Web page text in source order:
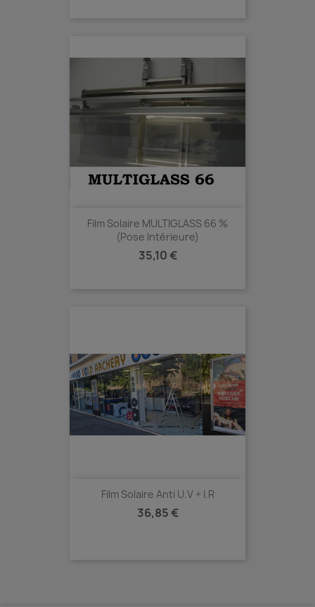
Film Solaire MULTIGLASS 66 %
(Pose Intérieure)
Prix
35,10 €
Film Solaire Anti U.V + I.R
Prix
36,85 €